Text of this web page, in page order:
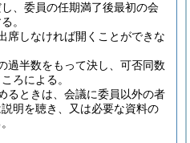
、委員の任期満了後最初の会
。
席しなければ開くことができな
過半数をもって決し、可否同数
ろによる。
るときは、会議に委員以外の者
明を聴き、又は必要な資料の